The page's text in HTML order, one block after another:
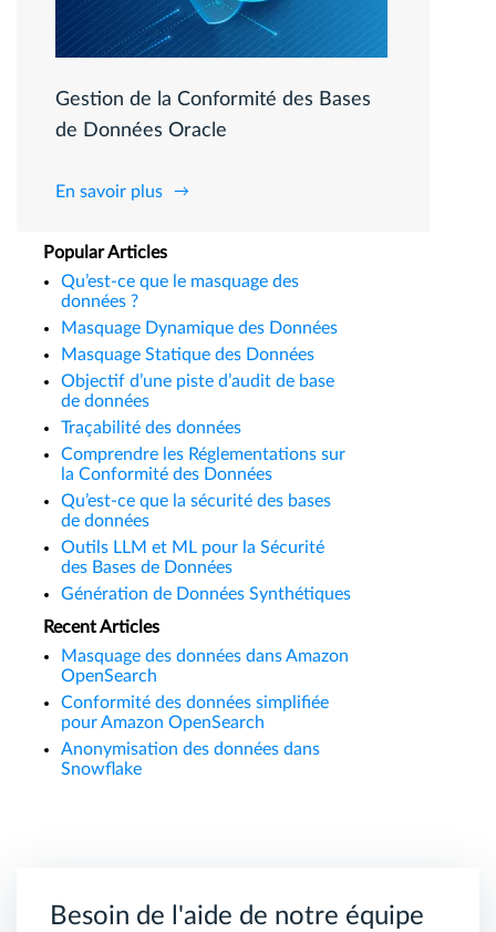
Gestion de la Conformité des Bases
de Données Oracle
En savoir plus
Popular Articles
Qu’est-ce que le masquage des
données ?
Masquage Dynamique des Données
Masquage Statique des Données
Objectif d’une piste d’audit de base
de données
Traçabilité des données
Comprendre les Réglementations sur
la Conformité des Données
Qu’est-ce que la sécurité des bases
de données
Outils LLM et ML pour la Sécurité
des Bases de Données
Génération de Données Synthétiques
Recent Articles
Masquage des données dans Amazon
OpenSearch
Conformité des données simplifiée
pour Amazon OpenSearch
Anonymisation des données dans
Snowflake
Besoin de l'aide de notre équipe